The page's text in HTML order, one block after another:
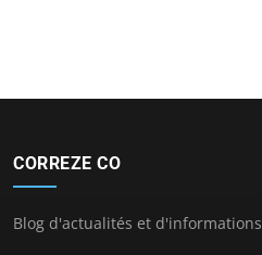
CORREZE CO
Blog d'actualités et d'informations